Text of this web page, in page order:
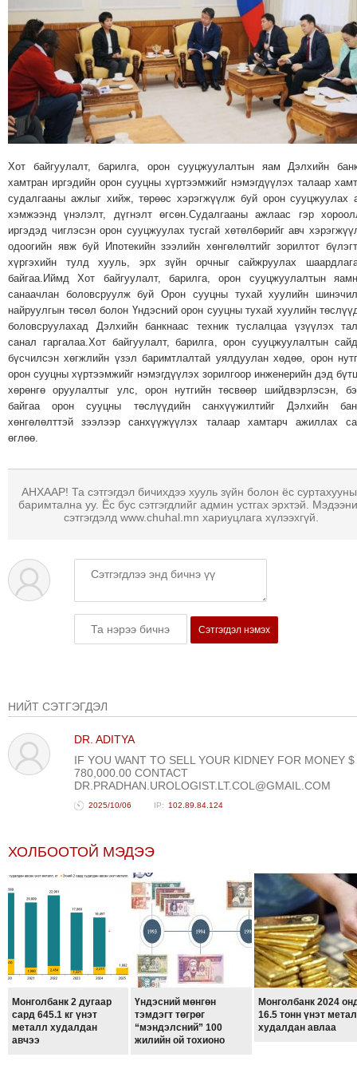
МЭДЭХҮЙ
ТЕХНОЛОГИ
ЭРДЭНЭТ
ҮЙЛДВЭРИЙН
ЭРГЭН
ТОЙРОНД
ХАВРЫН
ЧУУЛГАНЫ
ЭРГЭН
ТОЙРОНД
ИЙН
ЭРГЭН
ТОЙРОНД
"ЖИ
ТАЙМ"ЫН
ЭРГЭН
ТОЙРОНД
ГРАНАТ
ДЭЛБЭРСЭН
ОСЛЫН
ТӨВСИЙН
ТОДОТГОЛЫН
ЕРӨНХИЙЛӨГЧИЙН
СОНГУУЛИЙН
ЭРГЭН
ЗӨРЧЛИЙН
ХУУЛИЙН
СОНГУУЛЬ-2017
Хот байгуулалт, барилга, орон сууцжуулалтын яам Дэлхийн
хамтран иргэдийн орон сууцны хүртээмжийг нэмэгдүүлэх талаар
судалгааны ажлыг хийж, төрөөс хэрэгжүүлж буй орон сууцжуулах
хэмжээнд үнэлэлт, дүгнэлт өгсөн.Судалгааны ажлаас гэр
иргэдэд чиглэсэн орон сууцжуулах тусгай хөтөлбөрийг авч
одоогийн явж буй Ипотекийн зээлийн хөнгөлөлтийг зорилтот
хүргэхийн тулд хууль, эрх зүйн орчныг сайжруулах
байгаа.Иймд Хот байгуулалт, барилга, орон сууцжуулалтын
санаачлан боловсруулж буй Орон сууцны тухай хуулийн
найруулгын төсөл болон Үндэсний орон сууцны тухай хуулийн
боловсруулахад Дэлхийн банкнаас техник туслалцаа үзүүлэх
санал гаргалаа.Хот байгуулалт, барилга, орон сууцжуулалтын
бүсчилсэн хөгжлийн үзэл баримтлалтай уялдуулан хөдөө, орон
орон сууцны хүртээмжийг нэмэгдүүлэх зорилгоор инженерийн дэд
хөрөнгө оруулалтыг улс, орон нутгийн төсвөөр шийдвэрлэсэн,
байгаа орон сууцны төслүүдийн санхүүжилтийг Дэлхийн
хөнгөлөлттэй зээлээр санхүүжүүлэх талаар хамтарч ажиллах
өглөө.
АНХААР! Та сэтгэгдэл бичихдээ хууль зүйн болон ёс
баримтална уу. Ёс бус сэтгэгдлийг админ устгах эрхтэй.
сэтгэгдэлд www.chuhal.mn хариуцлага хүлээхгүй.
Сэтгэгдэл нэмэх
НИЙТ СЭТГЭГДЭЛ
DR. ADITYA
IF YOU WANT TO SELL YOUR KIDNEY FOR MONEY $
780,000.00 CONTACT
DR.PRADHAN.UROLOGIST.LT.COL@GMAIL.COM
2025/10/06 102.89.84.124
ХОЛБООТОЙ МЭДЭЭ
Монголбанк 2 дугаар
сард 645.1 кг үнэт
металл худалдан
авчээ
Үндэсний мөнгөн
тэмдэгт төгрөг
“мэндэлсний” 100
жилийн ой тохионо
Монголбанк 2024
16.5 тонн үнэт
худалдан авлаа